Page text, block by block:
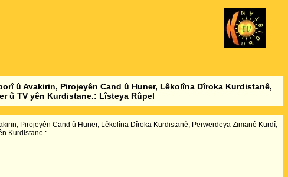
û Avakirin, Pirojeyên Cand û Huner, Lêkolîna Dîroka Kurdistanê,
û TV yên Kurdistane.: Lîsteya Rûpel
Pirojeyên Cand û Huner, Lêkolîna Dîroka Kurdistanê, Perwerdeya Zimanê Kurdî,
Kurdistane.: